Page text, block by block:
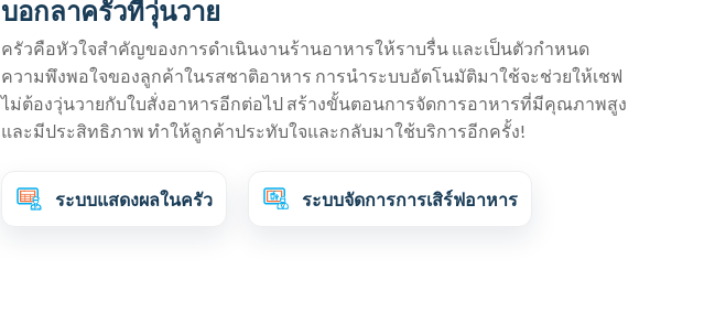
บอกลาครัวที่วุ่นวาย
ครัวคือหัวใจสำคัญของการดำเนินงานร้านอาหารให้ราบรื่น และเป็นตัวกำหนด
ความพึงพอใจของลูกค้าในรสชาติอาหาร การนำระบบอัตโนมัติมาใช้จะช่วยให้เชฟ
ไม่ต้องวุ่นวายกับใบสั่งอาหารอีกต่อไป สร้างขั้นตอนการจัดการอาหารที่มีคุณภาพสูง
และมีประสิทธิภาพ ทำให้ลูกค้าประทับใจและกลับมาใช้บริการอีกครั้ง!
ระบบแสดงผลในครัว ระบบจัดการการเสิร์ฟอาหาร